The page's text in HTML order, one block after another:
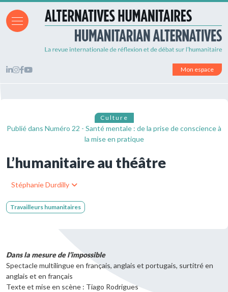
Mon espace
Culture
Publié dans Numéro 22 - Santé mentale : de la prise de conscience à
la mise en pratique
L’humanitaire au théâtre
Stéphanie Durdilly
Travailleurs humanitaires
Dans la mesure de l’impossible
Spectacle multilingue en français, anglais et portugais, surtitré en
anglais et en français
Texte et mise en scène : Tiago Rodrigues